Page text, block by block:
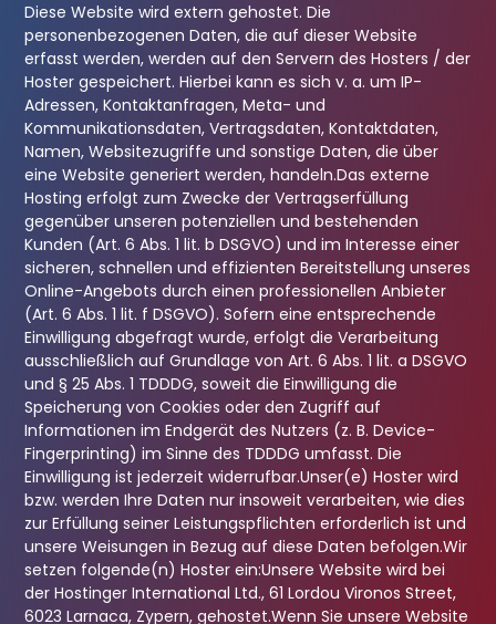
Diese Website wird extern gehostet. Die
personenbezogenen Daten, die auf dieser Website
erfasst werden, werden auf den Servern des Hosters / der
Hoster gespeichert. Hierbei kann es sich v. a. um IP-
Adressen, Kontaktanfragen, Meta- und
Kommunikationsdaten, Vertragsdaten, Kontaktdaten,
Namen, Websitezugriffe und sonstige Daten, die über
eine Website generiert werden, handeln.Das externe
Hosting erfolgt zum Zwecke der Vertragserfüllung
gegenüber unseren potenziellen und bestehenden
Kunden (Art. 6 Abs. 1 lit. b DSGVO) und im Interesse einer
sicheren, schnellen und effizienten Bereitstellung unseres
Online-Angebots durch einen professionellen Anbieter
(Art. 6 Abs. 1 lit. f DSGVO). Sofern eine entsprechende
Einwilligung abgefragt wurde, erfolgt die Verarbeitung
ausschließlich auf Grundlage von Art. 6 Abs. 1 lit. a DSGVO
und § 25 Abs. 1 TDDDG, soweit die Einwilligung die
Speicherung von Cookies oder den Zugriff auf
Informationen im Endgerät des Nutzers (z. B. Device-
Fingerprinting) im Sinne des TDDDG umfasst. Die
Einwilligung ist jederzeit widerrufbar.Unser(e) Hoster wird
bzw. werden Ihre Daten nur insoweit verarbeiten, wie dies
zur Erfüllung seiner Leistungspflichten erforderlich ist und
unsere Weisungen in Bezug auf diese Daten befolgen.Wir
setzen folgende(n) Hoster ein:Unsere Website wird bei
der Hostinger International Ltd., 61 Lordou Vironos Street,
6023 Larnaca, Zypern, gehostet.Wenn Sie unsere Website